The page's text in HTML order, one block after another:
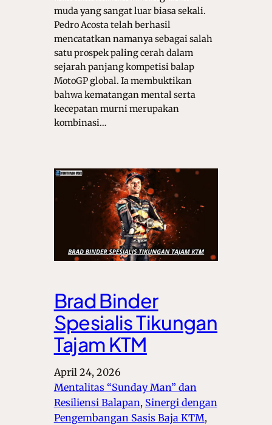
muda yang sangat luar biasa sekali.
Pedro Acosta telah berhasil
mencatatkan namanya sebagai salah
satu prospek paling cerah dalam
sejarah panjang kompetisi balap
MotoGP global. Ia membuktikan
bahwa kematangan mental serta
kecepatan murni merupakan
kombinasi…
Brad Binder
Spesialis Tikungan
Tajam KTM
April 24, 2026
Mentalitas “Sunday Man” dan
Resiliensi Balapan, Sinergi dengan
Pengembangan Sasis Baja KTM ,